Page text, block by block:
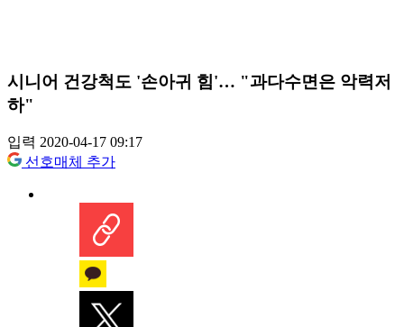
시니어 건강척도 '손아귀 힘'… "과다수면은 악력저
하"
입력 2020-04-17 09:17
선호매체 추가